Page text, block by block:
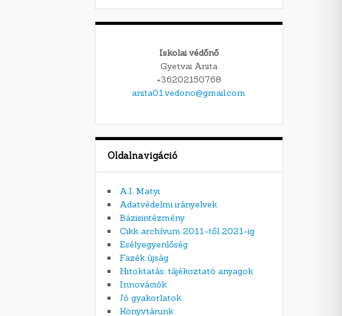
Iskolai védőnő
Gyetvai Anita
+36202150768
anita01.vedono@gmail.com
Oldalnavigáció
A.I. Matyi
Adatvédelmi irányelvek
Bázisintézmény
Cikk archívum 2011-től 2021-ig
Esélyegyenlőség
Fazék újság
Hitoktatás, tájékoztató anyagok
Innovációk
Jó gyakorlatok
Könyvtárunk